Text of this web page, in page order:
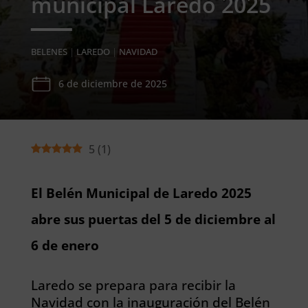
BELENES| LAREDO| NAVIDAD
6 de diciembre de 2025
5 (1)
El Belén Municipal de Laredo 2025
abre sus puertas del 5 de diciembre al
6 de enero
Laredo se prepara para recibir la
Navidad con la inauguración del Belén